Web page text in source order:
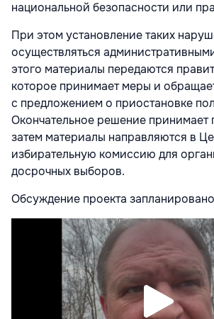
национальной безопасности или
При этом установление таких
осуществляться
этого материалы передаются
которое принимает меры и
с предложением о приостановке
Окончательное решение принимает
затем материалы направляются в
избирательную комиссию для
досрочных выборов.
Обсуждение проекта